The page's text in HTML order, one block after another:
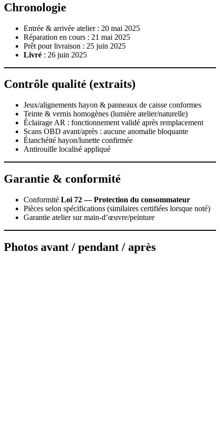
Chronologie
Entrée & arrivée atelier : 20 mai 2025
Réparation en cours : 21 mai 2025
Prêt pour livraison : 25 juin 2025
Livré : 26 juin 2025
Contrôle qualité (extraits)
Jeux/alignements hayon & panneaux de caisse conformes
Teinte & vernis homogènes (lumière atelier/naturelle)
Éclairage AR : fonctionnement validé après remplacement
Scans OBD avant/après : aucune anomalie bloquante
Étanchéité hayon/lunette confirmée
Antirouille localisé appliqué
Garantie & conformité
Conformité Loi 72 — Protection du consommateur
Pièces selon spécifications (similaires certifiées lorsque noté)
Garantie atelier sur main‑d’œuvre/peinture
Photos avant / pendant / après